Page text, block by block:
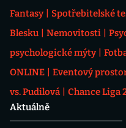
Fantasy
Spotřebitelské
Blesku
Nemovitosti
psychologické mýty
ONLINE
Eventový
vs. Pudilová
Chance Liga
Aktuálně